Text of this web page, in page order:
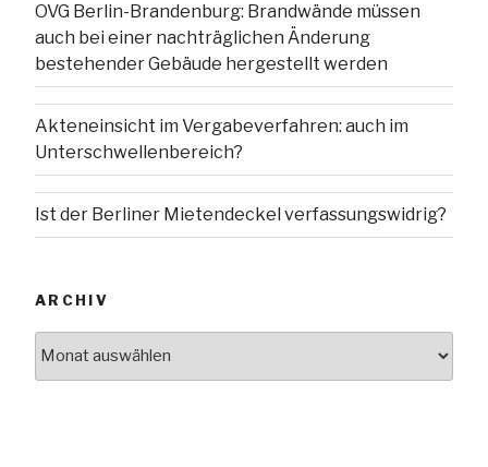
OVG Berlin-Brandenburg: Brandwände müssen
auch bei einer nachträglichen Änderung
bestehender Gebäude hergestellt werden
Akteneinsicht im Vergabeverfahren: auch im
Unterschwellenbereich?
Ist der Berliner Mietendeckel verfassungswidrig?
ARCHIV